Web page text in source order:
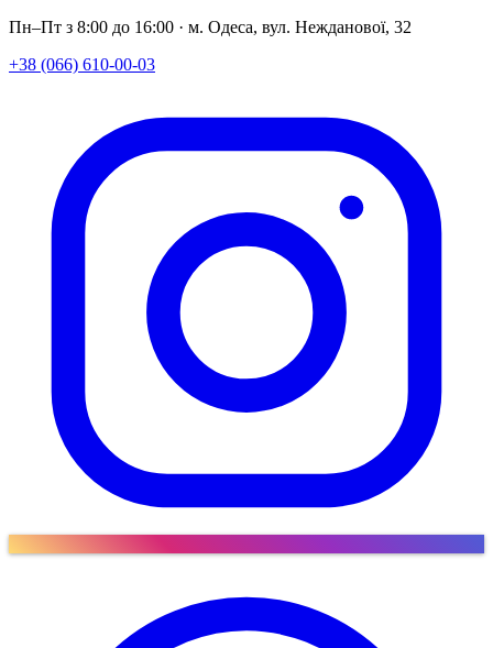
Пн–Пт з 8:00 до 16:00 · м. Одеса, вул. Нежданової, 32
+38 (066) 610-00-03